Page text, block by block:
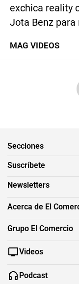
exchica reality
Jota Benz para
MAG VIDEOS
Secciones
Suscríbete
Newsletters
Acerca de El
Grupo El Comercio
Videos
Podcast